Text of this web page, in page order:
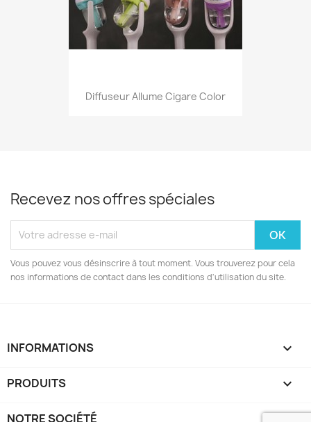
Diffuseur Allume Cigare Color
Recevez nos offres spéciales
Vous pouvez vous désinscrire à tout moment. Vous trouverez pour cela
nos informations de contact dans les conditions d'utilisation du site.
INFORMATIONS keyboard_arrow_down
PRODUITS 
NOTRE SOCIÉTÉ